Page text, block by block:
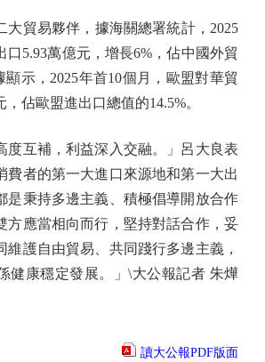
貿易夥伴，據海關總署統計，2025
口5.93萬億元，增長6%，佔中國外貿
顯示，2025年首10個月，歐盟對華貿
佔歐盟進出口總值的14.5%。
互補，利益深入交融。」呂大良表
費者的第一大進口來源地和第一大出
是秉持多邊主義、積極倡導開放合作
方應當相向而行，堅持對話合作，妥
維護自由貿易、共同踐行多邊主義，
健康穩定發展。」\大公報記者 朱燁
讀大公報PDF版面